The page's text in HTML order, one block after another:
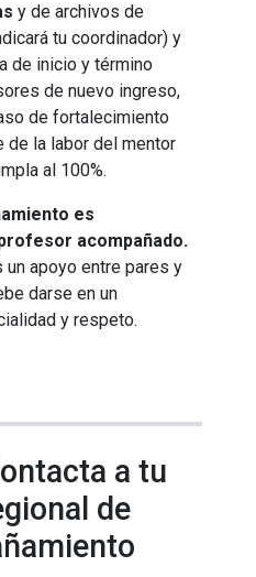
y de archivos de
tu coordinador) y
de inicio y término
de nuevo ingreso,
de fortalecimiento
de la labor del mentor
al 100%.
es
acompañado.
un apoyo entre pares y
darse en un
y respeto.
a tu
de